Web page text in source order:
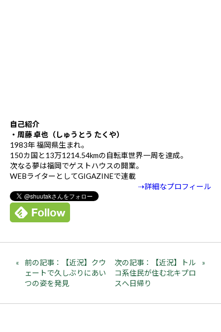
自己紹介
・周藤 卓也（しゅうとう たくや）
1983年 福岡県生まれ。
150カ国と13万1214.54kmの自転車世界一周を達成。
次なる夢は福岡でゲストハウスの開業。
WEBライターとしてGIGAZINEで連載
⇢詳細なプロフィール
前の記事：【近況】クウ
ェートで久しぶりにあい
つの姿を発見
次の記事：【近況】トル
コ系住民が住む北キプロ
スへ日帰り